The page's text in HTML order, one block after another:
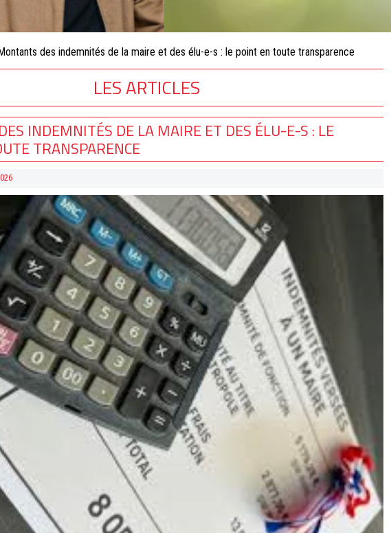
des indemnités de la maire et des élu-e-s : le point en toute transparence
LES ARTICLES
INDEMNITÉS DE LA MAIRE ET DES ÉLU-E-S : LE
TRANSPARENCE